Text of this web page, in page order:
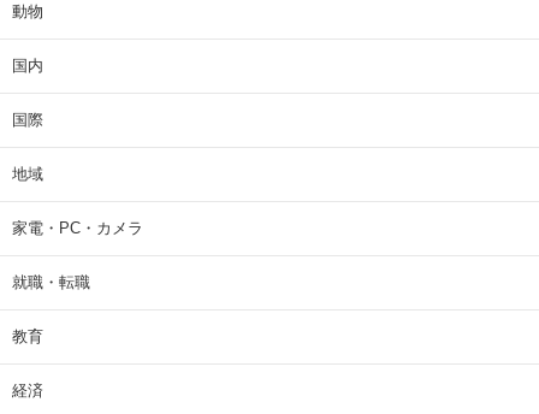
動物
国内
国際
地域
家電・PC・カメラ
就職・転職
教育
経済